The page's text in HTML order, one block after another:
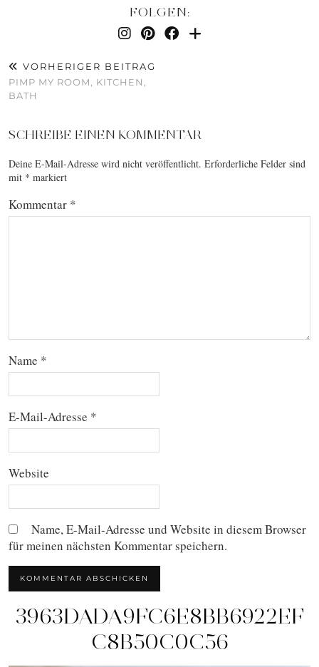
FOLGEN:
VORHERIGER BEITRAG
PIMP MY ROOM, KITCHEN,
BATH
SCHREIBE EINEN KOMMENTAR
Deine E-Mail-Adresse wird nicht veröffentlicht. Erforderliche Felder sind
mit * markiert
Kommentar *
Name *
E-Mail-Adresse *
Website
Name, E-Mail-Adresse und Website in diesem Browser
für meinen nächsten Kommentar speichern.
3963DADA9FC6E8BB6922EF
C8B50C0C56